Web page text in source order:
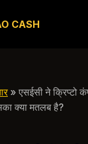
CASH
» एसईसी ने क्रिप्टो
क्या मतलब है?